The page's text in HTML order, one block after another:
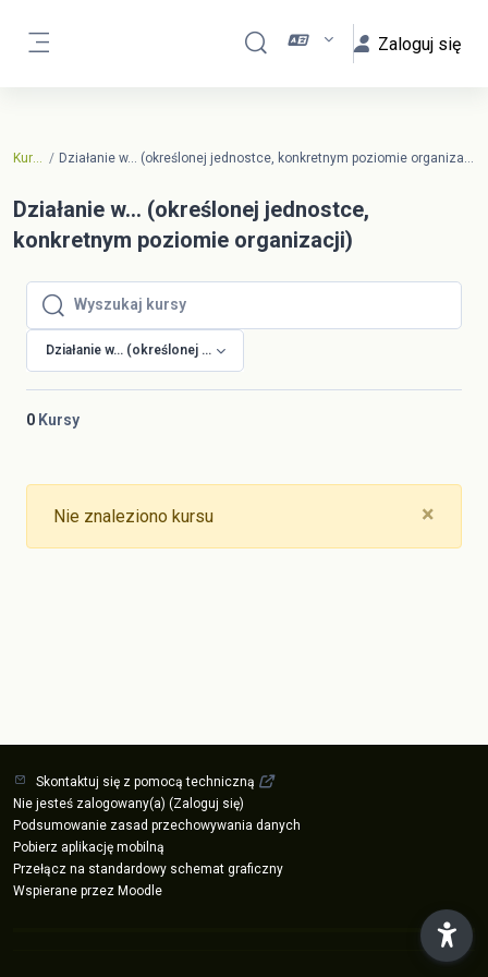
Przełącznik wyszukiwarki
Zaloguj się
Kursy Działanie w... (określonej jednostce, konkretnym poziomie organizacji)
Działanie w... (określonej jednostce,
konkretnym poziomie organizacji)
Wyszukaj kursy
Wyszukaj kursy
Działanie w... (określonej jednostce, konkretnym poziomie organizacji)
0 Kursy
×
Nie znaleziono kursu
Skontaktuj się z pomocą techniczną
Nie jesteś zalogowany(a) (Zaloguj się)
Podsumowanie zasad przechowywania danych
Pobierz aplikację mobilną
Przełącz na standardowy schemat graficzny
Wspierane przez Moodle